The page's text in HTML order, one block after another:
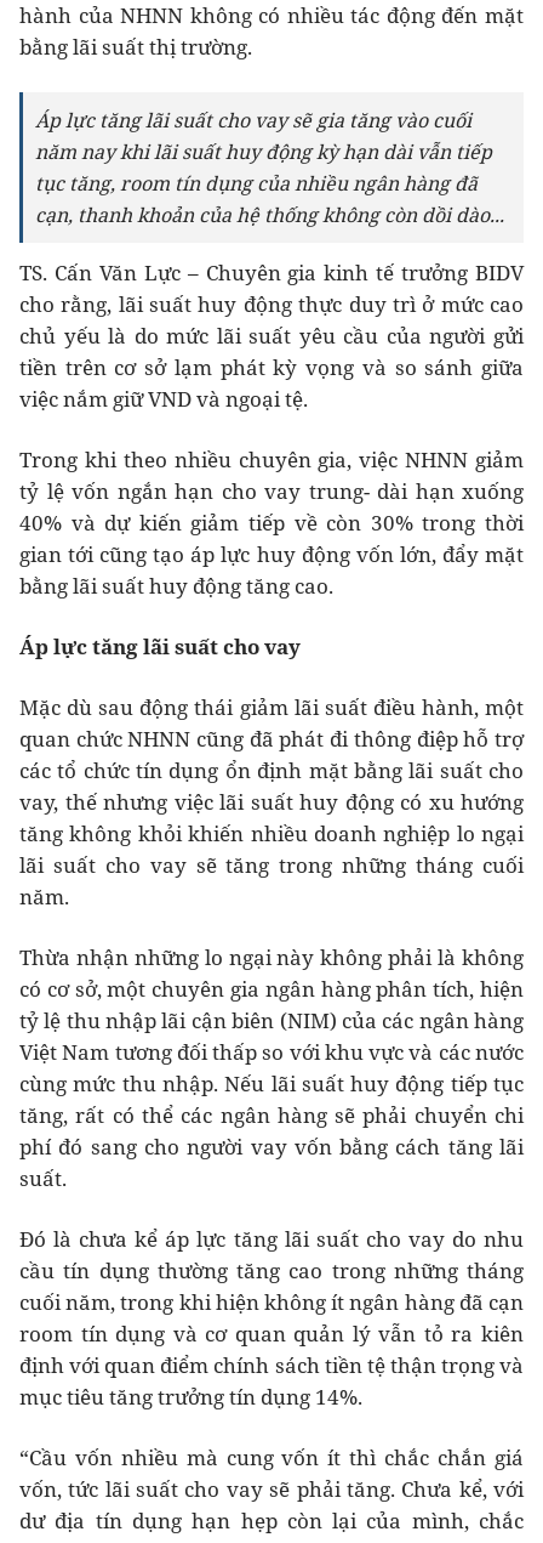
hành của NHNN không có nhiều tác động đến mặt
bằng lãi suất thị trường.
Áp lực tăng lãi suất cho vay sẽ gia tăng vào cuối
năm nay khi lãi suất huy động kỳ hạn dài vẫn tiếp
tục tăng, room tín dụng của nhiều ngân hàng đã
cạn, thanh khoản của hệ thống không còn dồi dào...
TS. Cấn Văn Lực – Chuyên gia kinh tế trưởng BIDV
cho rằng, lãi suất huy động thực duy trì ở mức cao
chủ yếu là do mức lãi suất yêu cầu của người gửi
tiền trên cơ sở lạm phát kỳ vọng và so sánh giữa
việc nắm giữ VND và ngoại tệ.
Trong khi theo nhiều chuyên gia, việc NHNN giảm
tỷ lệ vốn ngắn hạn cho vay trung- dài hạn xuống
40% và dự kiến giảm tiếp về còn 30% trong thời
gian tới cũng tạo áp lực huy động vốn lớn, đẩy mặt
bằng lãi suất huy động tăng cao.
Áp lực tăng lãi suất cho vay
Mặc dù sau động thái giảm lãi suất điều hành, một
quan chức NHNN cũng đã phát đi thông điệp hỗ trợ
các tổ chức tín dụng ổn định mặt bằng lãi suất cho
vay, thế nhưng việc lãi suất huy động có xu hướng
tăng không khỏi khiến nhiều doanh nghiệp lo ngại
lãi suất cho vay sẽ tăng trong những tháng cuối
năm.
Thừa nhận những lo ngại này không phải là không
có cơ sở, một chuyên gia ngân hàng phân tích, hiện
tỷ lệ thu nhập lãi cận biên (NIM) của các ngân hàng
Việt Nam tương đối thấp so với khu vực và các nước
cùng mức thu nhập. Nếu lãi suất huy động tiếp tục
tăng, rất có thể các ngân hàng sẽ phải chuyển chi
phí đó sang cho người vay vốn bằng cách tăng lãi
suất.
Đó là chưa kể áp lực tăng lãi suất cho vay do nhu
cầu tín dụng thường tăng cao trong những tháng
cuối năm, trong khi hiện không ít ngân hàng đã cạn
room tín dụng và cơ quan quản lý vẫn tỏ ra kiên
định với quan điểm chính sách tiền tệ thận trọng và
mục tiêu tăng trưởng tín dụng 14%.
“Cầu vốn nhiều mà cung vốn ít thì chắc chắn giá
vốn, tức lãi suất cho vay sẽ phải tăng. Chưa kể, với
dư địa tín dụng hạn hẹp còn lại của mình, chắc